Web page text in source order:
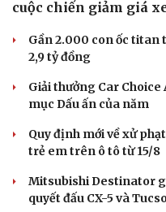
Sức khỏe
Cây thuốc
Sản phụ khoa
Nhi khoa
Nam khoa
Làm đẹp - giảm cân
Phòng mạch online
Ăn sạch sống khỏe
cuộc chiến giảm giá
Gần 2.000 con ốc titan
2,9 tỷ đồng
Giải thưởng Car Choice
mục Dấu ấn của năm
Quy định mới về xử
trẻ em trên ô tô từ 15/8
Mitsubishi Destinator
quyết đấu CX-5 và